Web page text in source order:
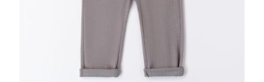
essere
scelte
nella
pagina
del